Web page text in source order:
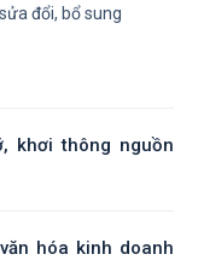
đổi, bổ sung
khơi thông nguồn
hóa kinh doanh